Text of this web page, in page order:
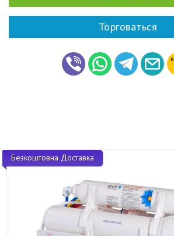
Торговаться
Безкоштовна Доставка